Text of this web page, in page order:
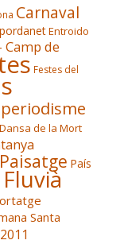
Carnaval
Entroido
Camp de
Festes del
de la Mort
Paisatge País
Santa